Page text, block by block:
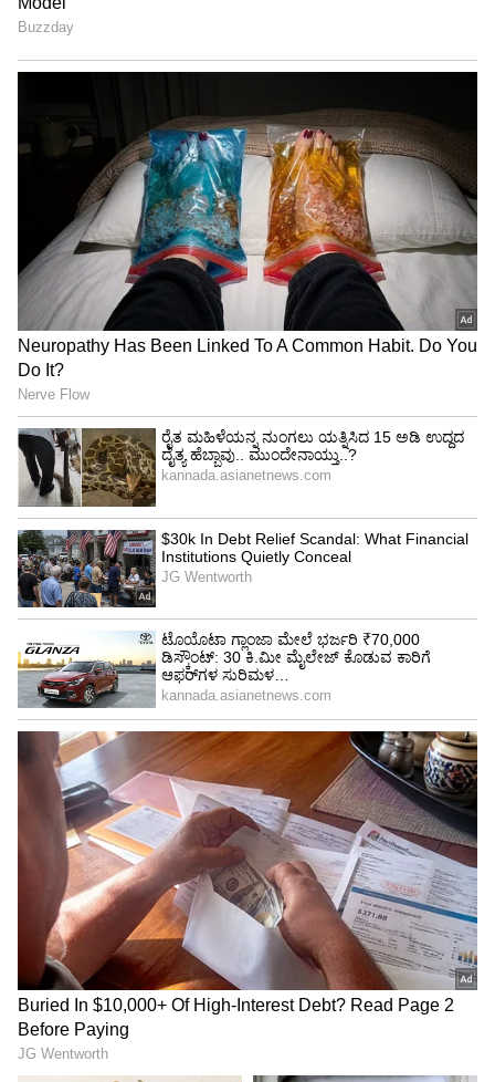
ಅಕ್ಷಯ ತೃತೀಯದಂದೇ ಆಚರಣೆ ಏಕೆ?
ಬಸವ ಜಯಂತಿಯಂದು ಕರ್ನಾಟಕದಲ್ಲಿ ಸಾರ್ವಜನಿಕ ರಜೆ
ನೀಡಲಾಗುತ್ತದೆ. ಪ್ರತಿ ವರ್ಷವೂ ಅಕ್ಷಯ ತೃತೀಯ(Akshaya
Tritiya)ದಂದೇ ಬಸವ ಜಯಂತಿ(Basava Jayanti)ಯೂ
ಬರುತ್ತದೆ. ಆದರೆ, ಬಸವಣ್ಣನವರು ಯಾವಾಗ ಜನಿಸಿದರೆಂಬ
ಉಲ್ಲೇಖ ಎಲ್ಲಿಯೂ ಇಲ್ಲ. ಆದರೂ ಅಕ್ಷಯ ತೃತೀಯದಂದೇ
ಬಸವ ಜಯಂತಿ ಆಚರಿಸುವುದರ ಹಿನ್ನೆಲೆ ಇಲ್ಲಿದೆ.
ಕರ್ನಾಟಕದ ಗಾಂಧಿಯಂದು ಪ್ರಸಿದ್ಧರಾದ ಹರ್ಡೇಕರ
ಮಂಜಪ್ಪನವರು 1913ರಲ್ಲಿ ಸಾರ್ವಜನಿಕವಾಗಿ ಬಸವ
ಜಯಂತಿಯ ಆಚರಣೆ ಶುರು ಮಾಡಲು ನಿಶ್ಚಯಿಸಿದರು.
ವೀರಶೈವ, ಲಿಂಗಾಯತ ಸಮಾಜದ ಸಂಘಟನೆಗಾಗಿ ಬಸವ
ಜಯಂತಿ ಆಚರಿಸಲು ಹೊರಟ ಅವರಿಗೆ ಬಸವಣ್ಣ ಜನಿಸಿದ
ದಿನಾಂಕ ತಿಳಿಯದಿರುವುದು ದೊಡ್ಡ ಗೊಂದಲವಾಯಿತು. ಆಗ
ಮುರುಘಾಮಠದ ಪೂಜ್ಯ ಶ್ರೀ ಮೃತ್ಯುಂಜಯ ಸ್ವಾಮಿಗಳು
ಅಕ್ಷಯ ತದಿಗೆಯಂದು ಬಸವ ಜಯಂತಿ ಆಚರಿಸಲು
ತಿಳಿಸಿದರು. ಅಂದಿನಿಂದಲೂ ಅಕ್ಷಯ ತೃತೀಯದಂದು ಬಸವ
ಜಯಂತಿ ಆಚರಿಸಿಕೊಂಡು ಬರಲಾಗುತ್ತಿದೆ.
ಈ ದಿನ ಎಲ್ಲ ಬಸವಣ್ಣನ ಬೆಂಬಲಿಗರು ಅವರ ಸಂದೇಶಗಳನ್ನು
ಪರಸ್ಪರ ಹಂಚಿಕೊಳ್ಳುತ್ತಾರೆ. ಸಮಾಜಕ್ಕೆ ಬಸವಣ್ಣನವರು
ನೀಡಿದ ಕೊಡುಗೆಗಳನ್ನು ಸ್ಮರಿಸುತ್ತಾರೆ. ಜೊತೆಗೆ ಬಸವಣ್ಣನ
ವಚನಗಳು ಎಲ್ಲೆಡೆ ಹರಿದಾಡುತ್ತವೆ.